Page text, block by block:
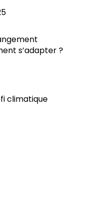
s’adapter ?
climatique